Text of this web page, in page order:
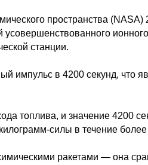
пространства (NASA)
станции.
импульс в 4200 секунд, что
топлива, и значение 4200
силы в течение
ракетами — она